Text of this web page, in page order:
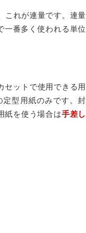
これが連量です。連量
一番多く使われる単位
セットで使用できる用
型用紙のみです。封
紙を使う場合は手差し